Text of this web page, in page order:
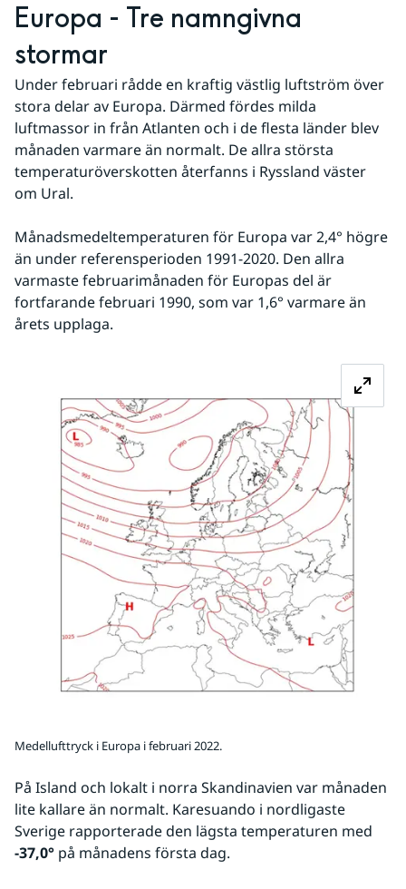
Europa - Tre namngivna
stormar
Under februari rådde en kraftig västlig luftström över
stora delar av Europa. Därmed fördes milda
luftmassor in från Atlanten och i de flesta länder blev
månaden varmare än normalt. De allra största
temperaturöverskotten återfanns i Ryssland väster
om Ural.
Månadsmedeltemperaturen för Europa var 2,4° högre
än under referensperioden 1991-2020. Den allra
varmaste februarimånaden för Europas del är
fortfarande februari 1990, som var 1,6° varmare än
årets upplaga.
Medellufttryck i Europa i februari 2022.
På Island och lokalt i norra Skandinavien var månaden
lite kallare än normalt. Karesuando i nordligaste
-37,0° på månadens första dag.